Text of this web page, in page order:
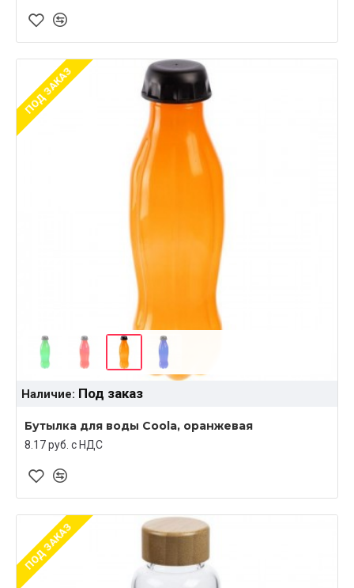
ПОД ЗАКАЗ
Наличие: Под заказ
Бутылка для воды Coola, оранжевая
8.17 руб. c НДС
ПОД ЗАКАЗ